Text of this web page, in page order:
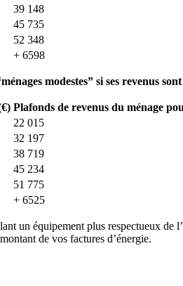
39 148
45 735
52 348
+ 6598
modestes” si ses revenus
Plafonds de revenus du ménage
22 015
32 197
38 719
45 234
51 775
+ 6525
un équipement plus respectueux de
de vos factures d’énergie.